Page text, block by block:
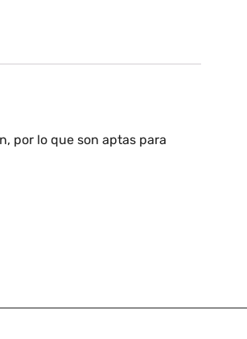
por lo que son aptas para